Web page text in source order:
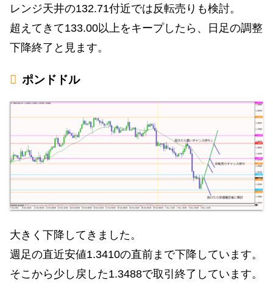
レンジ天井の132.71付近では反転売りも検討。
超えてきて133.00以上をキープしたら、日足の調整
下降終了と見ます。
ポンドドル
大きく下降してきました。
週足の直近安値1.3410の直前まで下降しています。
そこから少し戻した1.3488で取引終了しています。